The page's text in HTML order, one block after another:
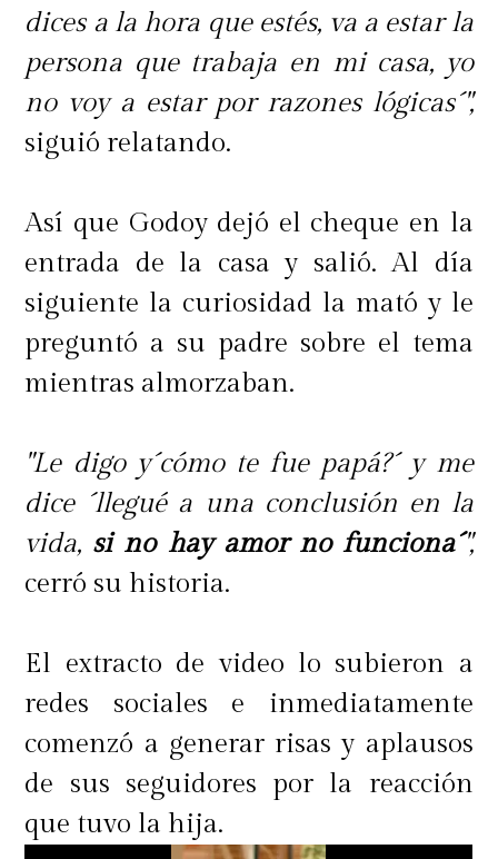
dices a la hora que estés, va a estar la
persona que trabaja en mi casa, yo
no voy a estar por razones lógicas´",
siguió relatando.
Así que Godoy dejó el cheque en la
entrada de la casa y salió. Al día
siguiente la curiosidad la mató y le
preguntó a su padre sobre el tema
mientras almorzaban.
"Le digo y´cómo te fue papá?´ y me
dice ´llegué a una conclusión en la
vida, si no hay amor no funciona´",
cerró su historia.
El extracto de video lo subieron a
redes sociales e inmediatamente
comenzó a generar risas y aplausos
de sus seguidores por la reacción
que tuvo la hija.